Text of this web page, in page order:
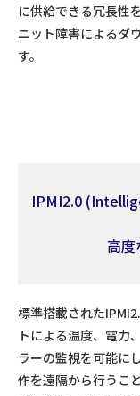
に供給できる冗長性
ニット障害によるダ
す。
IPMI2.0
高度
標準搭載された
トによる温度、電力
ラーの監視を可能に
作を遠隔から行うこ